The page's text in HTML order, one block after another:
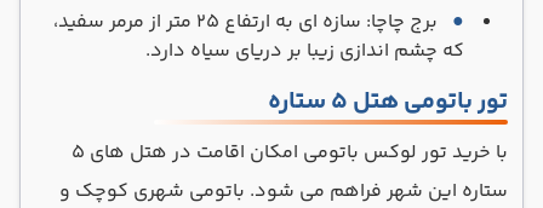
برج چاچا: سازه ای به ارتفاع ۲۵ متر از مرمر سفید،
که چشم اندازی زیبا بر دریای سیاه دارد.
تور باتومی هتل ۵ ستاره
با خرید تور لوکس باتومی امکان اقامت در هتل های ۵
ستاره این شهر فراهم می شود. باتومی شهری کوچک و